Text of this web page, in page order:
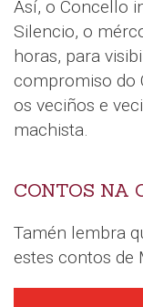
Así, o Concello
Silencio, o
horas, para
compromiso do
os veciños e
machista.
CONTOS NA
Tamén lembra
estes contos de